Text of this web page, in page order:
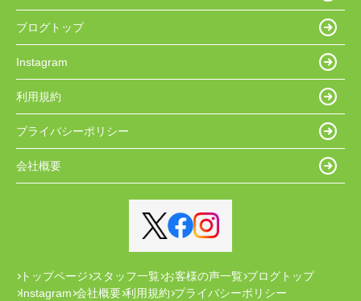
ブログトップ
Instagram
利用規約
プライバシーポリシー
会社概要
トップページ スタッフ一覧 お客様の声一覧 ブログトップ
Instagram 会社概要 利用規約 プライバシーポリシー